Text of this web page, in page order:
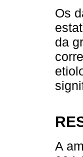
Os
da
A